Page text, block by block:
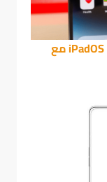
حدث هاتفك إلى iOS 16.4.1 و iPadOS 16.4.1 مع